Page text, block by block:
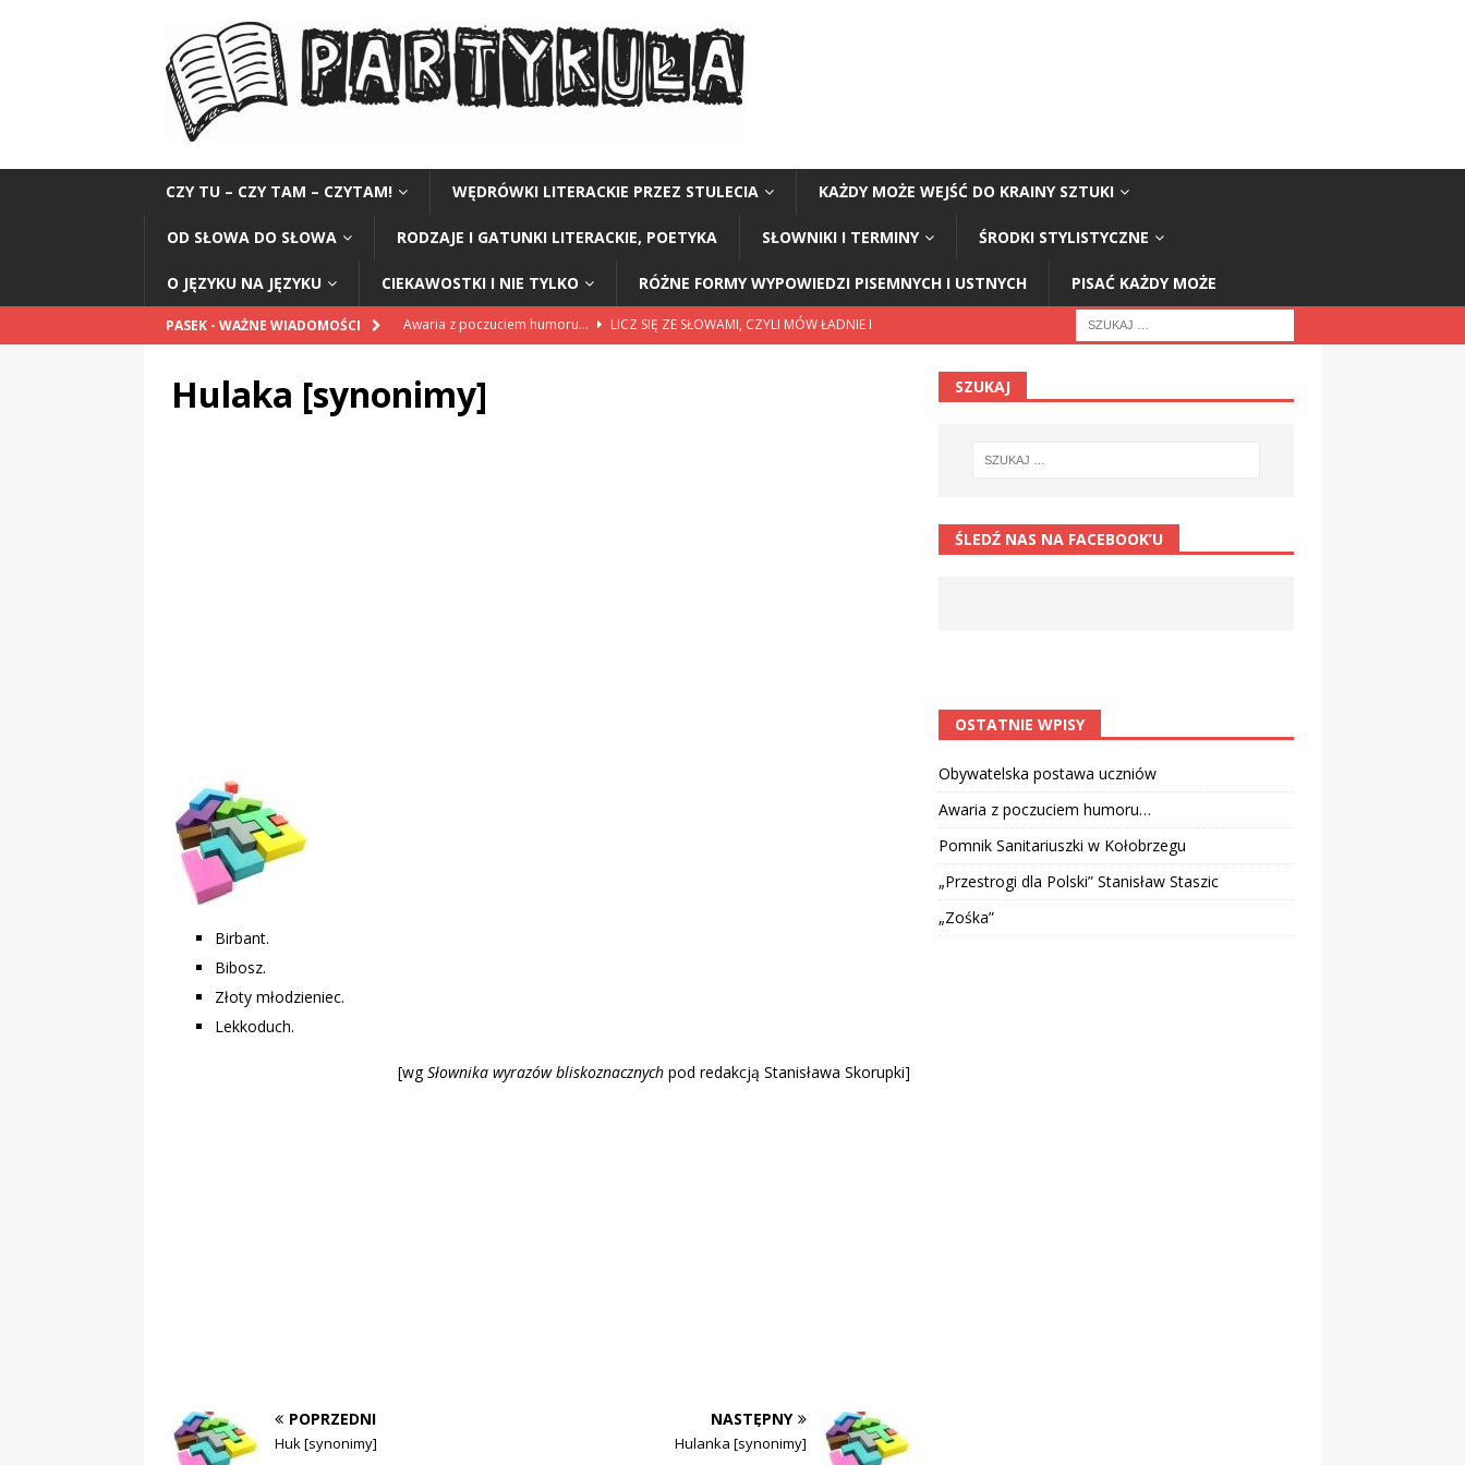
CZY TU – CZY TAM – CZYTAM! WĘDRÓWKI LITERACKIE PRZEZ STULECIA KAŻDY MOŻE WEJŚĆ DO KRAINY SZTUKI
OD SŁOWA DO SŁOWA RODZAJE I GATUNKI LITERACKIE, POETYKA SŁOWNIKI I TERMINY ŚRODKI STYLISTYCZNE
O JĘZYKU NA JĘZYKU CIEKAWOSTKI I NIE TYLKO RÓŻNE FORMY WYPOWIEDZI PISEMNYCH I USTNYCH PISAĆ KAŻDY MOŻE
PASEK - WAŻNE WIADOMOŚCI Awaria z poczuciem humoru…
LICZ SIĘ ZE SŁOWAMI, CZYLI MÓW ŁADNIE I
Pomnik Sanitariuszki w Kołobrzegu
Hulaka [synonimy]
Birbant.
Bibosz.
Złoty młodzieniec.
Lekkoduch.
[wgSłownika wyrazów bliskoznacznych pod redakcją Stanisława Skorupki]
POPRZEDNI
Huk [synonimy]
NASTĘPNY
Hulanka [synonimy]
SZUKAJ
ŚLEDŹ NAS NA FACEBOOK’U
OSTATNIE WPISY
Obywatelska postawa uczniów
Awaria z poczuciem humoru…
Pomnik Sanitariuszki w Kołobrzegu
„Przestrogi dla Polski” Stanisław Staszic
„Zośka”